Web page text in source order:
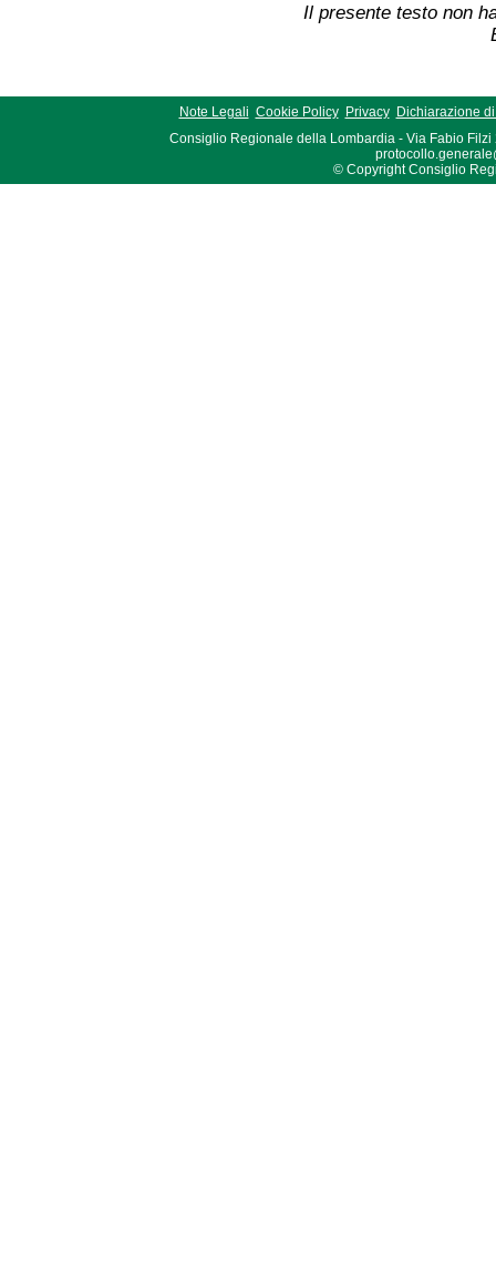
Il presente testo non
Note Legali Cookie Policy Privacy
Dichiarazione
Consiglio Regionale della Lombardia - Via Fabio Filzi
© Copyright Consiglio